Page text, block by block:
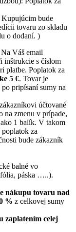
Kupujúcim bude
tovaru zo skladu
o dodaní. )
Váš email
inštrukcie s číslom
platbe. Poplatok za
5 €. Tovar je
pripísaní sumy na
účtované
na zmenu v prípade,
1 balík. V takom
za
bude zákazník
balné vo
páska …..).
nákupu tovaru nad
% z celkovej sumy
zaplatením celej